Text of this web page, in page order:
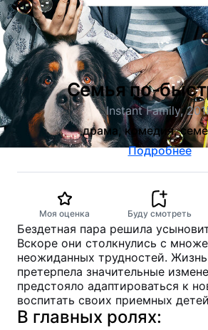
Семья по-
Instant Family,
драма, комедия,
Подробнее
Моя оценка Буду смотреть
Бездетная пара решила
Вскоре они столкнулись с
неожиданных трудностей.
претерпела значительные
предстояло адаптироваться к
воспитать своих приемных
В главных ролях: